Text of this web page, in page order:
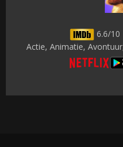
6.6/
Actie, Animatie,